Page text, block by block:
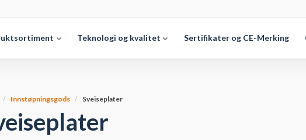
Teknologi og kvalitet Sertifikater og CE-Merking
Innstøpningsgods Sveiseplater